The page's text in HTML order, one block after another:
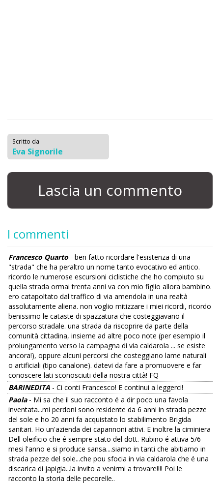
Scritto da
Eva Signorile
Lascia un commento
I commenti
Francesco Quarto- ben fatto ricordare l'esistenza di una
"strada" che ha peraltro un nome tanto evocativo ed antico.
ricordo le numerose escursioni ciclistiche che ho compiuto su
quella strada ormai trenta anni va con mio figlio allora bambino.
ero catapoltato dal traffico di via amendola in una realtà
assolutamente aliena. non voglio mitizzare i miei ricordi, ricordo
benissimo le cataste di spazzatura che costeggiavano il
percorso stradale. una strada da riscoprire da parte della
comunità cittadina, insieme ad altre poco note (per esempio il
prolungamento verso la campagna di via caldarola ... se esiste
ancora!), oppure alcuni percorsi che costeggiano lame naturali
o artificiali (tipo canalone). datevi da fare a promuovere e far
conoscere lati sconosciuti della nostra città! FQ
BARINEDITA - Ci conti Francesco! E continui a leggerci!
Paola - Mi sa che il suo racconto é a dir poco una favola
inventata...mi perdoni sono residente da 6 anni in strada pezze
del sole e ho 20 anni fa acquistato lo stabilimento Brigida
sanitari. Ho un'azienda dei capannoni attivi. E inoltre la ciminiera
Dell oleificio che é sempre stato del dott. Rubino é attiva 5/6
mesi l'anno e si produce sansa....siamo in tanti che abitiamo in
strada pezze del sole...che pou sfocia in via caldarola che é una
discarica di japigia...la invito a venirmi a trovare!!!! Poi le
racconto la storia delle pecorelle..